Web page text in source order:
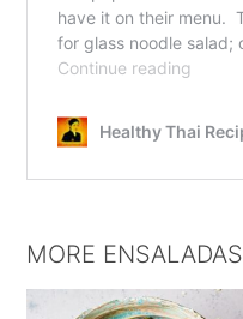
MORE ENSALADAS